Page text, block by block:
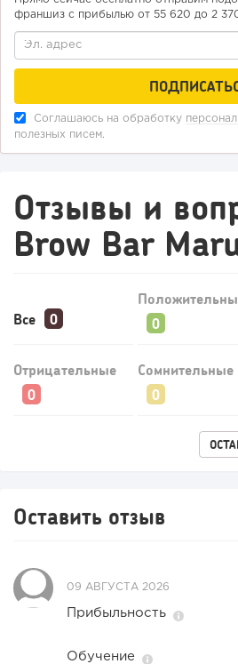
для бизнеса,...
франшиз с прибылью от 55 620 до 2
Соглашаюсь на обработку
полезных писем.
Отзывы и
Brow Bar
Все
Отрицательные Сомнительные
Оставить отзыв
09 АВГУСТА 2026
Прибыльность
Обучение